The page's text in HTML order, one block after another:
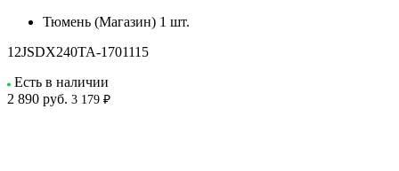
Тюмень (Магазин) 1 шт.
12JSDX240TA-1701115
Есть в наличии
2 890 руб. 3 179 ₽